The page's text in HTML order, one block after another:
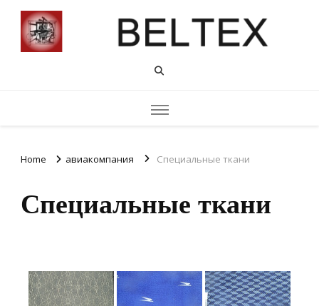
Home авиакомпания Специальные ткани
Специальные ткани